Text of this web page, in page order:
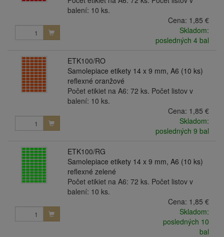
balení: 10 ks.
Cena: 1,85 €
Skladom:
posledných 4 bal
ETK100/RO
Samolepiace etikety 14 x 9 mm, A6 (10 ks)
reflexné oranžové
Počet etikiet na A6: 72 ks. Počet listov v
balení: 10 ks.
Cena: 1,85 €
Skladom:
posledných 9 bal
ETK100/RG
Samolepiace etikety 14 x 9 mm, A6 (10 ks)
reflexné zelené
Počet etikiet na A6: 72 ks. Počet listov v
balení: 10 ks.
Cena: 1,85 €
Skladom:
posledných 10
bal